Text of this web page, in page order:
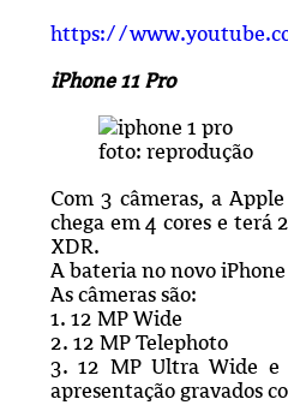
https://
iPhone 11 Pro
foto: reprodução
Com 3 câmeras, a
chega em 4 cores e terá
XDR.
A bateria no novo
As câmeras são:
1. 12 MP Wide
2. 12 MP Telephoto
3. 12 MP Ultra Wide e
apresentação gravados